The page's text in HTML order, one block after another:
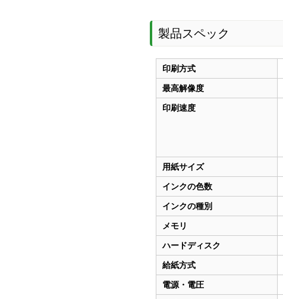
製品スペック
印刷方式
最高解像度
印刷速度
用紙サイズ
インクの色数
インクの種別
メモリ
ハードディスク
給紙方式
電源・電圧